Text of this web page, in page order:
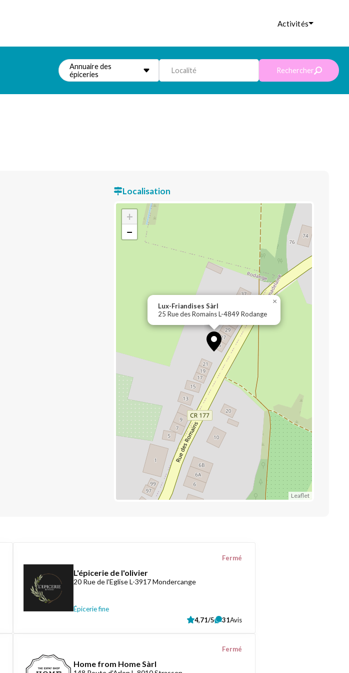
Activités
Annuaire des
épiceries
Localité Rechercher
Localisation
Lux-Friandises Sàrl
25 Rue des Romains L-4849 Rodange
×
+
−
Leaflet
L'épicerie de l'olivier
20 Rue de l'Eglise L-3917 Mondercange
Épicerie fine
Fermé
4,71/5 31Avis
Home from Home Sàrl
Fermé